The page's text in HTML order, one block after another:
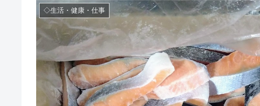
◇生活・健康・仕事